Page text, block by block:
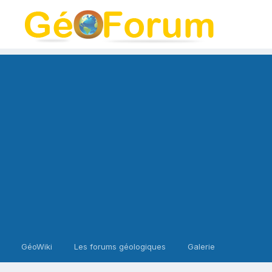
GéoWiki Les forums géologiques Galerie